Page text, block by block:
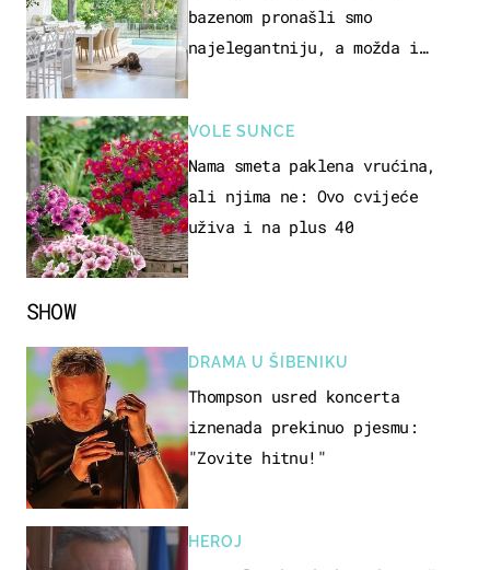
SHOW
DRAMA U ŠIBENIKU
Thompson usred koncerta
iznenada prekinuo pjesmu:
"Zovite hitnu!"
HEROJ
bazenom pronašli smo
najelegantniju, a možda i
VOLE SUNCE
Nama smeta paklena vrućina,
ali njima ne: Ovo cvijeće
uživa i na plus 40